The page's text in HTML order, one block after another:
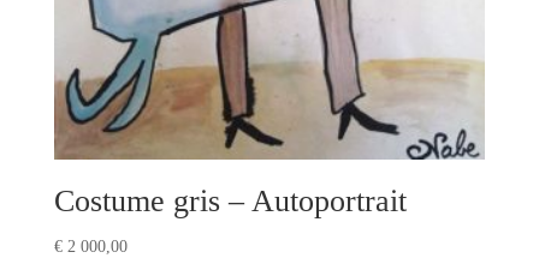
Costume gris – Autoportrait
€2 000,00